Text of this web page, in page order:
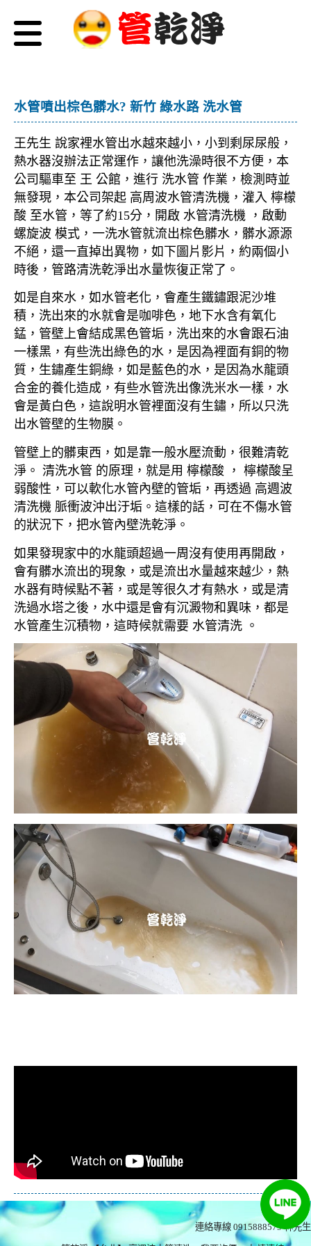
水管噴出棕色髒水? 新竹 綠水路 洗水管
王先生 說家裡水管出水越來越小，小到剩尿尿般，
熱水器沒辦法正常運作，讓他洗澡時很不方便，本
公司驅車至 王 公館，進行 洗水管 作業，檢測時並
無發現，本公司架起 高周波水管清洗機，灌入 檸檬
酸 至水管，等了約15分，開啟 水管清洗機 ，啟動
螺旋波 模式，一洗水管就流出棕色髒水，髒水源源
不絕，還一直掉出異物，如下圖片影片，約兩個小
時後，管路清洗乾淨出水量恢復正常了。
如是自來水，如水管老化，會產生鐵鏽跟泥沙堆
積，洗出來的水就會是咖啡色，地下水含有氧化
錳，管壁上會結成黑色管垢，洗出來的水會跟石油
一樣黑，有些洗出綠色的水，是因為裡面有銅的物
質，生鏽產生銅綠，如是藍色的水，是因為水龍頭
合金的養化造成，有些水管洗出像洗米水一樣，水
會是黃白色，這說明水管裡面沒有生鏽，所以只洗
出水管壁的生物膜。
管壁上的髒東西，如是靠一般水壓流動，很難清乾
淨。 清洗水管 的原理，就是用 檸檬酸 ， 檸檬酸呈
弱酸性，可以軟化水管內壁的管垢，再透過 高週波
清洗機 脈衝波沖出汙垢。這樣的話，可在不傷水管
的狀況下，把水管內壁洗乾淨。
如果發現家中的水龍頭超過一周沒有使用再開啟，
會有髒水流出的現象，或是流出水量越來越少，熱
水器有時候點不著，或是等很久才有熱水，或是清
洗過水塔之後，水中還是會有沉澱物和異味，都是
水管產生沉積物，這時候就需要 水管清洗 。
連絡專線 0915888575 林先生